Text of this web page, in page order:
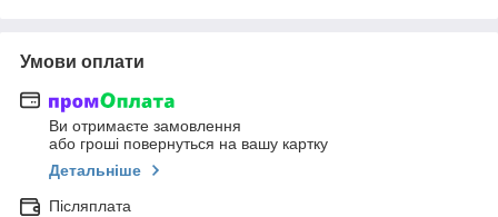
Умови оплати
Ви отримаєте замовлення
або гроші повернуться на вашу картку
Детальніше
Післяплата